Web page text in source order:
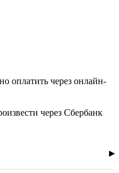
оплатить через онлайн-
через Сбербанк